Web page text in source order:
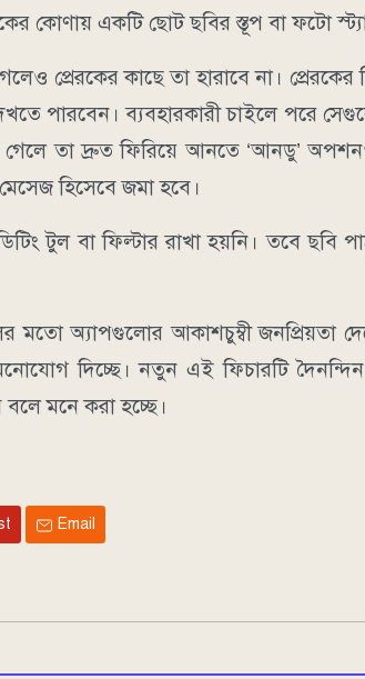
কোণায় একটি ছোট ছবির স্তূপ বা ফটো
প্রেরকের কাছে তা হারাবে না। প্রেরকের
পারবেন। ব্যবহারকারী চাইলে পরে
তা দ্রুত ফিরিয়ে আনতে ‘আনডু’
মেসেজ হিসেবে জমা হবে।
টুল বা ফিল্টার রাখা হয়নি। তবে ছবি
মতো অ্যাপগুলোর আকাশচুম্বী
দিচ্ছে। নতুন এই ফিচারটি দৈনন্দিন
মনে করা হচ্ছে।
Email